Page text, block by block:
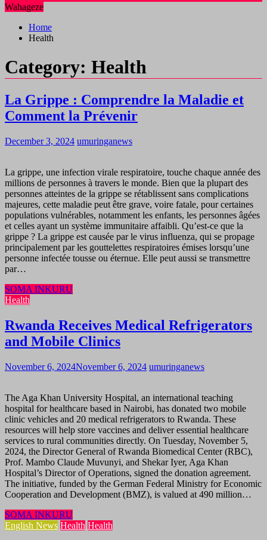
Wahageze
Home
Health
Category: Health
La Grippe : Comprendre la Maladie et
Comment la Prévenir
December 3, 2024 umuringanews
La grippe, une infection virale respiratoire, touche chaque année des
millions de personnes à travers le monde. Bien que la plupart des
personnes atteintes de la grippe se rétablissent sans complications
majeures, cette maladie peut être grave, voire fatale, pour certaines
populations vulnérables, notamment les enfants, les personnes âgées
et celles ayant un système immunitaire affaibli. Qu’est-ce que la
grippe ? La grippe est causée par le virus influenza, qui se propage
principalement par les gouttelettes respiratoires émises lorsqu’une
personne infectée tousse ou éternue. Elle peut aussi se transmettre
par…
SOMA INKURU
Health
Rwanda Receives Medical Refrigerators
and Mobile Clinics
November 6, 2024November 6, 2024 umuringanews
The Aga Khan University Hospital, an international teaching
hospital for healthcare based in Nairobi, has donated two mobile
clinic vehicles and 20 medical refrigerators to Rwanda. These
resources will help store vaccines and deliver essential healthcare
services to rural communities directly. On Tuesday, November 5,
2024, the Director General of Rwanda Biomedical Center (RBC),
Prof. Mambo Claude Muvunyi, and Shekar Iyer, Aga Khan
Hospital’s Director of Operations, signed the donation agreement.
The initiative, funded by the German Federal Ministry for Economic
Cooperation and Development (BMZ), is valued at 490 million…
SOMA INKURU
English News Health Health